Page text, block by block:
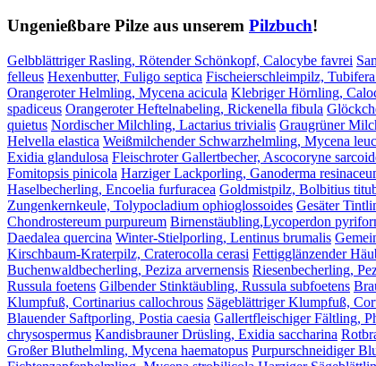
Ungenießbare Pilze aus unserem Pilzbuch!
Gelbblättriger Rasling, Rötender Schönkopf, Calocybe favrei
felleus Hexenbutter, Fuligo septica Fischeierschleimpilz,
Orangeroter Helmling, Mycena acicula Klebriger Hörnling,
spadiceus Orangeroter Heftelnabeling, Rickenella fibula
quietus Nordischer Milchling, Lactarius trivialis Graugrüner
Helvella elastica Weißmilchender Schwarzhelmling, Mycena
Exidia glandulosa Fleischroter Gallertbecher, Ascocoryne
Fomitopsis pinicola Harziger Lackporling, Ganoderma
Haselbecherling, Encoelia furfuracea Goldmistpilz, Bolbitius
Zungenkernkeule, Tolypocladium ophioglossoides Gesäter
Chondrostereum purpureum Birnenstäubling,Lycoperdon
Daedalea quercina Winter-Stielporling, Lentinus brumalis
Kirschbaum-Kraterpilz, Craterocolla cerasi Fettigglänzender
Buchenwaldbecherling, Peziza arvernensis Riesenbecherling,
Russula foetens Gilbender Stinktäubling, Russula subfoetens
Klumpfuß, Cortinarius callochrous Sägeblättriger Klumpfuß,
Blauender Saftporling, Postia caesia Gallertfleischiger Fältling,
chrysospermus Kandisbrauner Drüsling, Exidia saccharina
Großer Bluthelmling, Mycena haematopus Purpurschneidiger